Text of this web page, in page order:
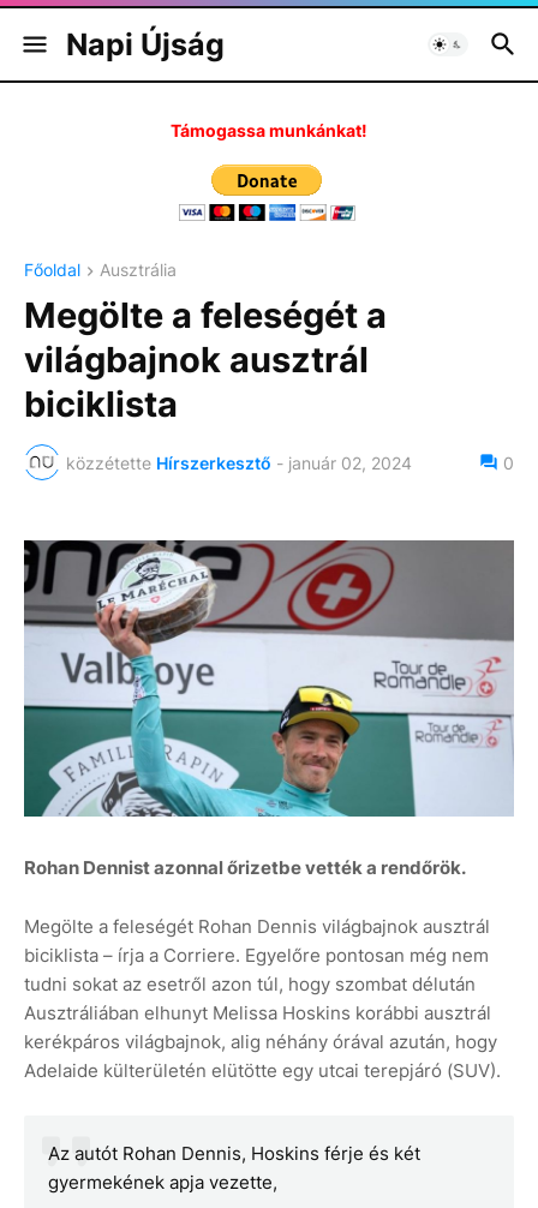
Napi Újság
Támogassa munkánkat!
Főoldal Ausztrália
Megölte a feleségét a
világbajnok ausztrál
biciklista
közzétette Hírszerkesztő - január 02, 2024 0
Rohan Dennist azonnal őrizetbe vették a rendőrök.
Megölte a feleségét Rohan Dennis világbajnok ausztrál
biciklista – írja a Corriere. Egyelőre pontosan még nem
tudni sokat az esetről azon túl, hogy szombat délután
Ausztráliában elhunyt Melissa Hoskins korábbi ausztrál
kerékpáros világbajnok, alig néhány órával azután, hogy
Adelaide külterületén elütötte egy utcai terepjáró (SUV).
Az autót Rohan Dennis, Hoskins férje és két
gyermekének apja vezette,